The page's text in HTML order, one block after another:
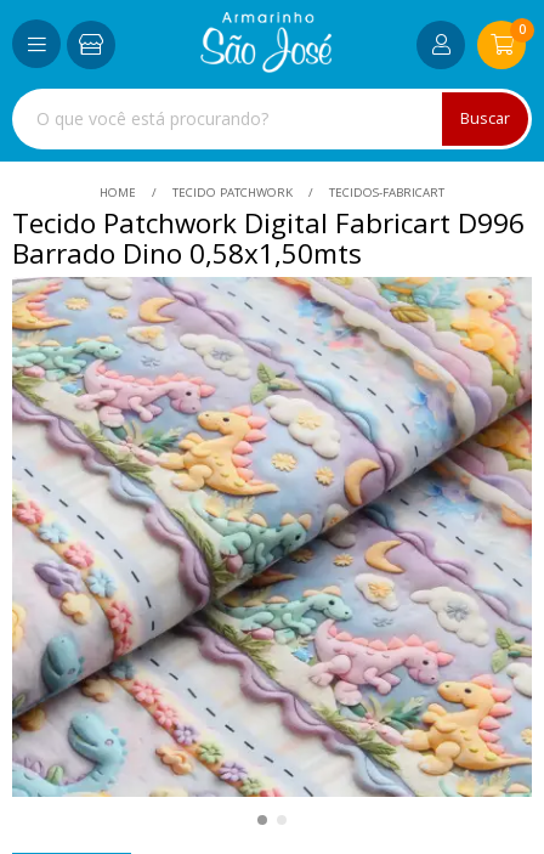
Buscar
0
HOME TECIDO PATCHWORK TECIDOS-FABRICART
Tecido Patchwork Digital Fabricart D996
Barrado Dino 0,58x1,50mts